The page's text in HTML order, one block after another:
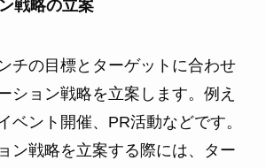
戦略の立案
チの目標とターゲットに合わせ
ション戦略を立案します。例え
ベント開催、PR活動などです。
ン戦略を立案する際には、ター